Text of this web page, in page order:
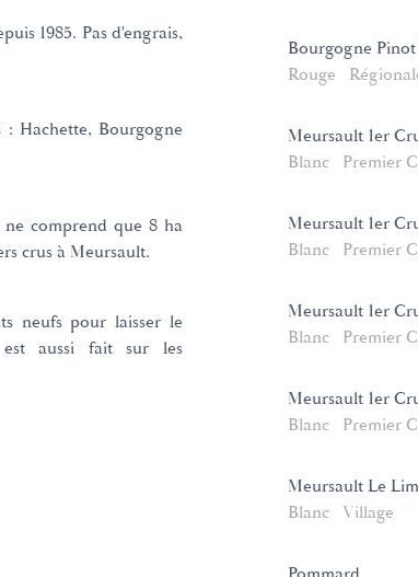
1985. Pas d'engrais,
: Hachette, Bourgogne
comprend que 8 ha
crus à Meursault.
neufs pour laisser le
aussi fait sur les
Bourgogne
Rouge
Meursault 1er
Blanc
Premier
Meursault 1er
Blanc
Premier
Meursault 1er
Blanc
Premier
Meursault 1er
Blanc
Premier
Meursault Le
Blanc
Village